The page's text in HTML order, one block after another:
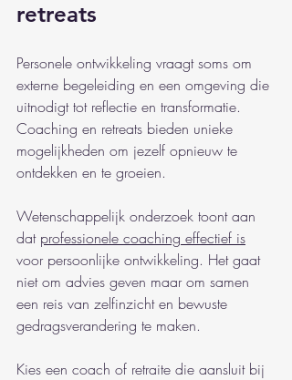
retreats
Personele ontwikkeling vraagt soms om
externe begeleiding en een omgeving die
uitnodigt tot reflectie en transformatie.
Coaching en retreats bieden unieke
mogelijkheden om jezelf opnieuw te
ontdekken en te groeien.
Wetenschappelijk onderzoek toont aan
dat professionele coaching effectief is
voor persoonlijke ontwikkeling. Het gaat
niet om advies geven maar om samen
een reis van zelfinzicht en bewuste
gedragsverandering te maken.
Kies een coach of retraite die aansluit bij